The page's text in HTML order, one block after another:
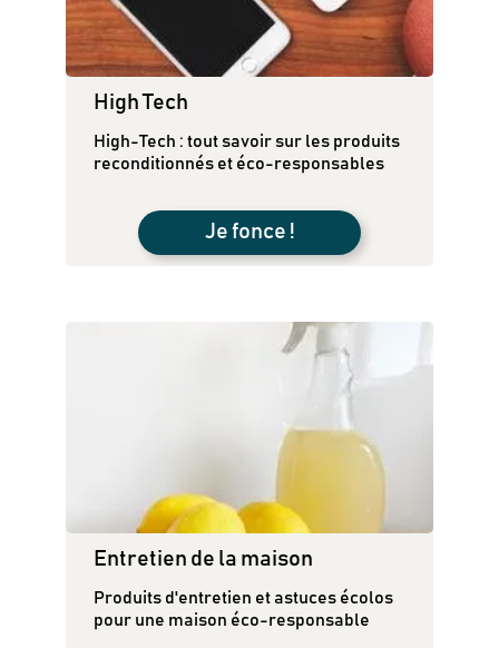
Newsletter
Inscrivez-vous
High Tech
High-Tech : tout savoir sur les produits
reconditionnés et éco-responsables
Je fonce !
Entretien de la maison
Produits d'entretien et astuces écolos
pour une maison éco-responsable